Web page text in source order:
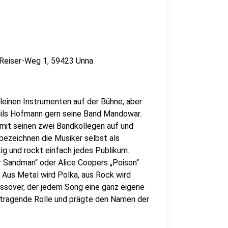
Weg 1, 59423 Unna
Instrumenten auf der Bühne, aber
Hofmann gern seine Band Mandowar.
seinen zwei Bandkollegen auf und
die Musiker selbst als
und rockt einfach jedes Publikum.
oder Alice Coopers „Poison“
Metal wird Polka, aus Rock wird
der jedem Song eine ganz eigene
Rolle und prägte den Namen der